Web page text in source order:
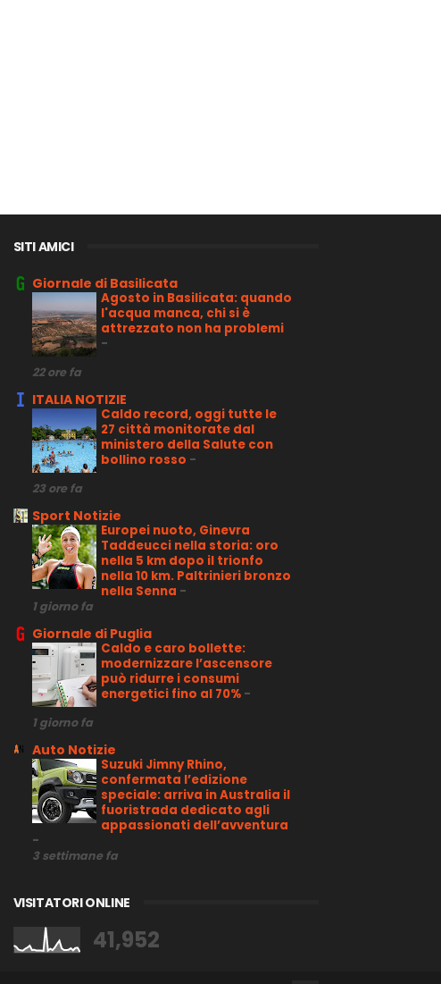
SITI AMICI
Giornale di Basilicata
Agosto in Basilicata: quando
l'acqua manca, chi si è
attrezzato non ha problemi
-
22 ore fa
ITALIA NOTIZIE
Caldo record, oggi tutte le
27 città monitorate dal
ministero della Salute con
bollino rosso -
23 ore fa
Sport Notizie
Europei nuoto, Ginevra
Taddeucci nella storia: oro
nella 5 km dopo il trionfo
nella 10 km. Paltrinieri bronzo
nella Senna -
1 giorno fa
Giornale di Puglia
Caldo e caro bollette:
modernizzare l’ascensore
può ridurre i consumi
energetici fino al 70% -
1 giorno fa
Auto Notizie
Suzuki Jimny Rhino,
confermata l’edizione
speciale: arriva in Australia il
fuoristrada dedicato agli
appassionati dell’avventura
-
3 settimane fa
VISITATORI ONLINE
41,952